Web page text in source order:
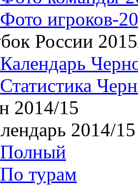
Фото игроков-
России
Календарь
Статистика
2014/15
2014/15
Полный
По турам